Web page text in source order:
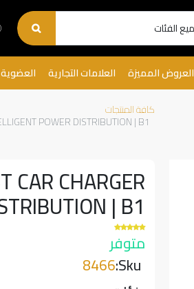
العروض المميزة العلامات التجارية العضوية
كافة المنتجات
POWER DISTRIBUTION | B1 |
CAR CHARGER
| B1 |
متوفر
Sku:
8466